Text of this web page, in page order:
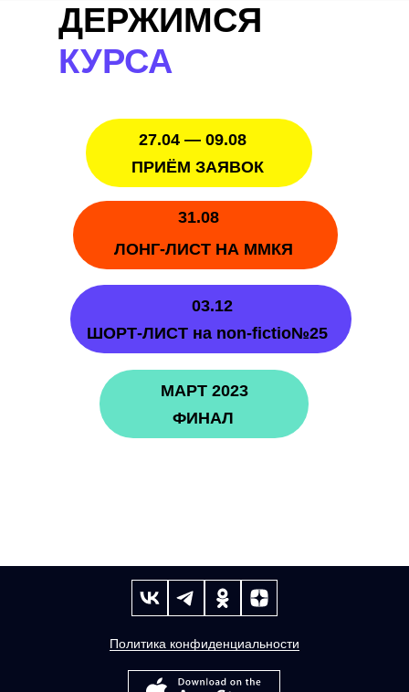
27.04 — 09.08
31.08
03.12
МАРТ 2023
ПРИЁМ ЗАЯВОК
ЛОНГ-ЛИСТ НА ММКЯ
ШОРТ-ЛИСТ на non-fictio№25
ФИНАЛ
ДЕРЖИМСЯ
КУРСА
Политика конфиденциальности